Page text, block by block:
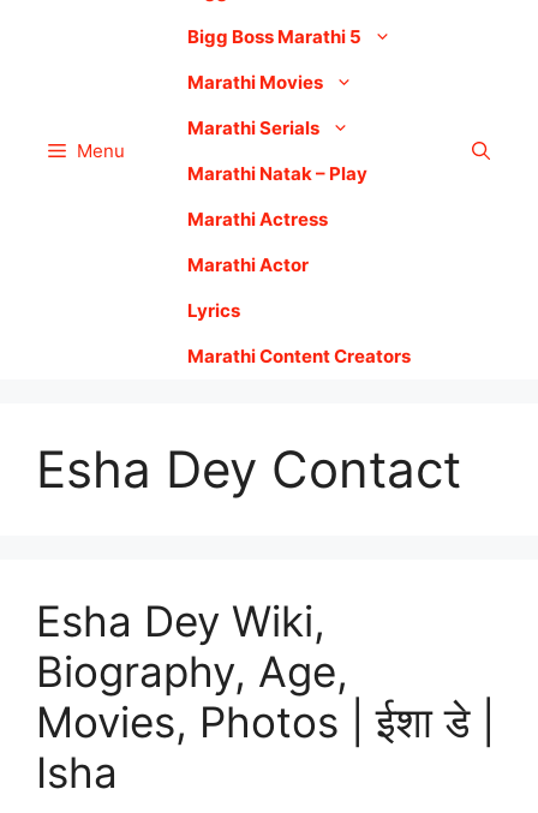
Menu
Bigg Boss Marathi 5
Marathi Movies
Marathi Serials
Marathi Natak – Play
Marathi Actress
Marathi Actor
Lyrics
Marathi Content Creators
Esha Dey Contact
Esha Dey Wiki,
Biography, Age,
Movies, Photos | ईशा डे |
Isha